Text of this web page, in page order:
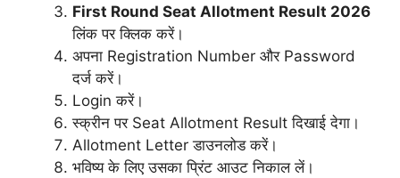
First Round Seat Allotment Result 2026
लिंक पर क्लिक करें।
अपना Registration Number और Password
दर्ज करें।
Login करें।
स्क्रीन पर Seat Allotment Result दिखाई देगा।
Allotment Letter डाउनलोड करें।
भविष्य के लिए उसका प्रिंट आउट निकाल लें।